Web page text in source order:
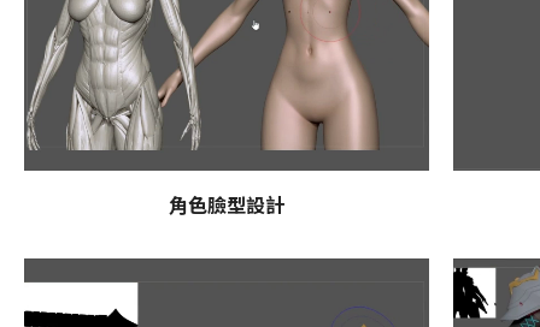
角色臉型設計